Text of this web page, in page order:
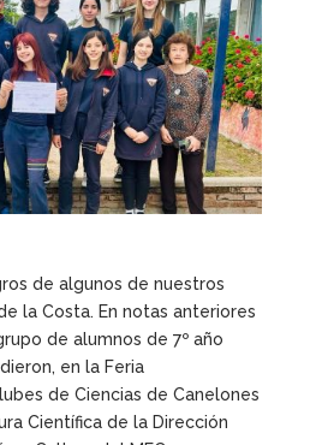
de algunos de nuestros
la Costa. En notas anteriores
de alumnos de 7º año
en la Feria
de Ciencias de Canelones
Científica de la Dirección